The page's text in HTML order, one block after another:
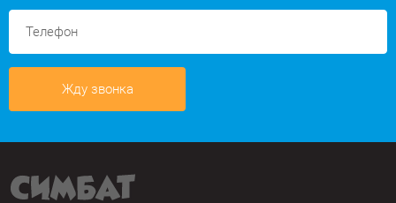
Жду звонка